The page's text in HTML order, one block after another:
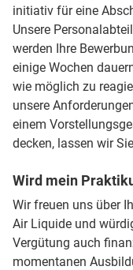
initiativ für eine
Unsere
werden Ihre
einige Wochen
wie möglich zu
unsere
einem
decken, lassen wir
Wird mein
Wir freuen uns über
Air Liquide und
Vergütung auch
momentanen